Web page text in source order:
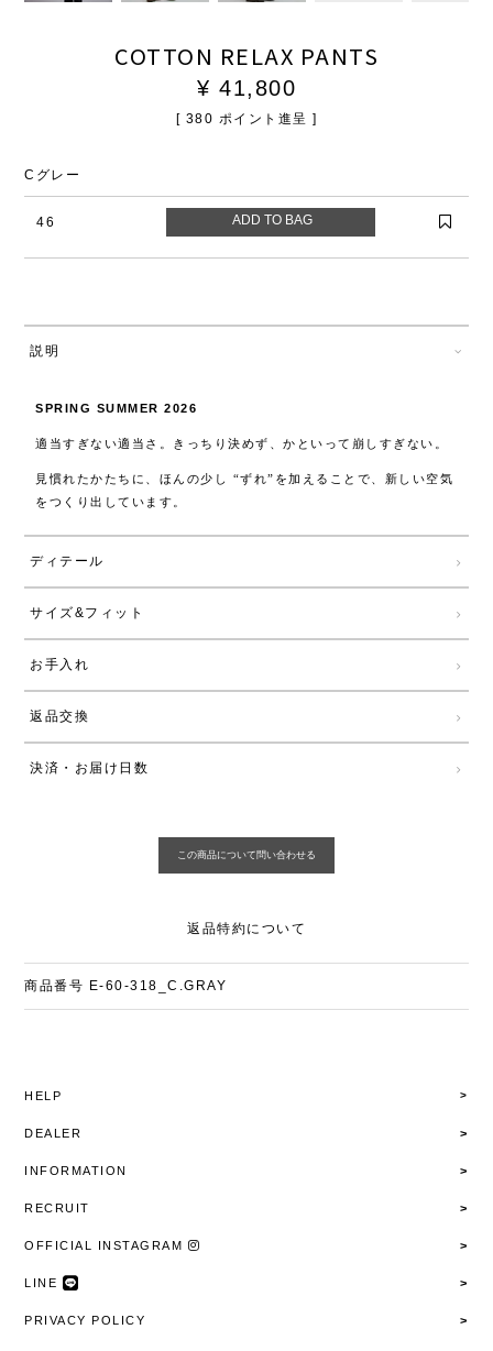
COTTON RELAX PANTS
¥ 41,800
[ 380 ポイント進呈 ]
Cグレー
46
説明
SPRING SUMMER 2026
適当すぎない適当さ。きっちり決めず、かといって崩しすぎない。
見慣れたかたちに、ほんの少し “ずれ”を加えることで、新しい空気
をつくり出しています。
ディテール
サイズ&フィット
お手入れ
返品交換
決済・お届け日数
返品特約について
商品番号 E-60-318_C.GRAY
HELP
DEALER
INFORMATION
RECRUIT
OFFICIAL INSTAGRAM
LINE
PRIVACY POLICY